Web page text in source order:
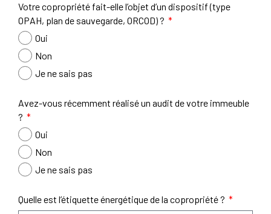
Votre copropriété fait-elle l’objet d’un dispositif (type
OPAH, plan de sauvegarde, ORCOD) ?
Oui
Non
Je ne sais pas
Avez-vous récemment réalisé un audit de votre immeuble
?
Oui
Non
Je ne sais pas
Quelle est l’étiquette énergétique de la copropriété ?